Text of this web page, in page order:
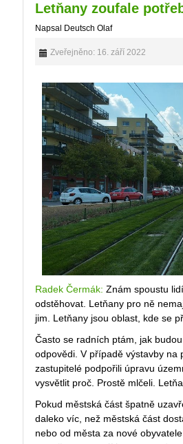
Letňany zoufale
Napsal Deutsch Olaf
Zveřejněno: 16. září 2022
Radek Čermák: Znám spoustu
odstěhovat. Letňany pro ně
jim. Letňany jsou oblast, kde se
Často se radních ptám, jak
odpovědi. V případě výstavby na
zastupitelé podpořili úpravu
vysvětlit proč. Prostě mlčeli.
Pokud městská část špatně
daleko víc, než městská část
nebo od města za nové